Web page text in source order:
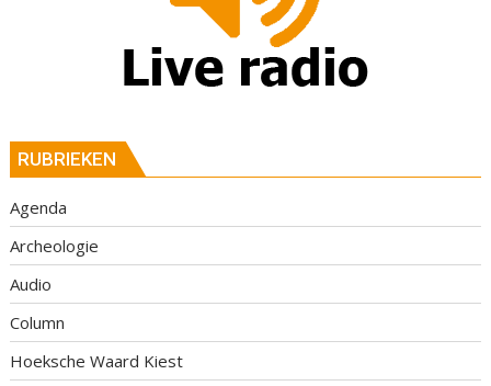
RUBRIEKEN
Agenda
Archeologie
Audio
Column
Hoeksche Waard Kiest